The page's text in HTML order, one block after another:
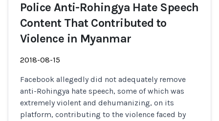
Police Anti-Rohingya Hate Speech
Content That Contributed to
Violence in Myanmar
2018-08-15
Facebook allegedly did not adequately remove
anti-Rohingya hate speech, some of which was
extremely violent and dehumanizing, on its
platform, contributing to the violence faced by